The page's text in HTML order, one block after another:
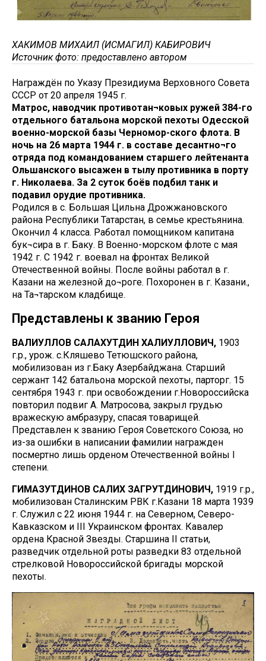
ХАКИМОВ МИХАИЛ (ИСМАГИЛ) КАБИРОВИЧ
Источник фото: предоставлено автором
Награждён по Указу Президиума Верховного Совета
СССР от 20 апреля 1945 г.
Матрос, наводчик противотан¬ковых ружей 384-го
отдельного батальона морской пехоты Одесской
военно-морской базы Черномор-ского флота. В
ночь на 26 марта 1944 г. в составе десантно¬го
отряда под командованием старшего лейтенанта
Ольшанского высажен в тылу противника в порту
г. Николаева. За 2 суток боёв подбил танк и
подавил орудие противника.
Родился в с. Большая Цильна Дрожжановского
района Республики Татарстан, в семье крестьянина.
Окончил 4 класса. Работал помощником капитана
бук¬сира в г. Баку. В Военно-морском флоте с мая
1942 г. С 1942 г. воевал на фронтах Великой
Отечественной войны. После войны работал в г.
Казани на железной до¬роге. Похоронен в г. Казани.,
на Та¬тарском кладбище.
Представлены к званию Героя
ВАЛИУЛЛОВ САЛАХУТДИН ХАЛИУЛЛОВИЧ, 1903
г.р., урож. с.Кляшево Тетюшского района,
мобилизован из г.Баку Азербайджана. Старший
сержант 142 батальона морской пехоты, парторг. 15
сентября 1943 г. при освобождении г.Новороссийска
повторил подвиг А. Матросова, закрыл грудью
вражескую амбразуру, спасая товарищей.
Представлен к званию Героя Советского Союза, но
из-за ошибки в написании фамилии награжден
посмертно лишь орденом Отечественной войны I
степени.
ГИМАЗУТДИНОВ САЛИХ ЗАГРУТДИНОВИЧ, 1919 г.р.,
мобилизован Сталинским РВК г.Казани 18 марта 1939
г. Служил с 22 июня 1944 г. на Северном, Северо-
Кавказском и III Украинском фронтах. Кавалер
ордена Красной Звезды. Старшина II статьи,
разведчик отдельной роты разведки 83 отдельной
стрелковой Новороссийской бригады морской
пехоты.